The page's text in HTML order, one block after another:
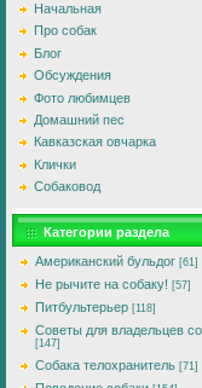
Начальная
Про собак
Блог
Обсуждения
Фото любимцев
Домашний пес
Кавказская овчарка
Клички
Собаковод
Категории раздела
Американский бульдог [61]
Не рычите на собаку! [57]
Питбультерьер [118]
Советы для владельцев
[147]
Собака телохранитель [71]